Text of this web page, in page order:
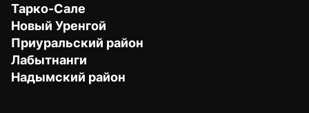
Тарко-Сале
Новый Уренгой
Приуральский район
Лабытнанги
Надымский район